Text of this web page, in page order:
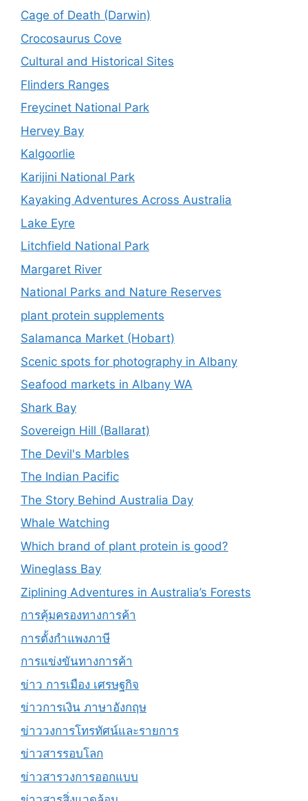
Cage of Death (Darwin)
Crocosaurus Cove
Cultural and Historical Sites
Flinders Ranges
Freycinet National Park
Hervey Bay
Kalgoorlie
Karijini National Park
Kayaking Adventures Across Australia
Lake Eyre
Litchfield National Park
Margaret River
National Parks and Nature Reserves
plant protein supplements
Salamanca Market (Hobart)
Scenic spots for photography in Albany
Seafood markets in Albany WA
Shark Bay
Sovereign Hill (Ballarat)
The Devil's Marbles
The Indian Pacific
The Story Behind Australia Day
Whale Watching
Which brand of plant protein is good?
Wineglass Bay
Ziplining Adventures in Australia’s Forests
การคุ้มครองทางการค้า
การตั้งกำแพงภาษี
การแข่งขันทางการค้า
ข่าว การเมือง เศรษฐกิจ
ข่าวการเงิน ภาษาอังกฤษ
ข่าววงการโทรทัศน์และรายการ
ข่าวสารรอบโลก
ข่าวสารวงการออกแบบ